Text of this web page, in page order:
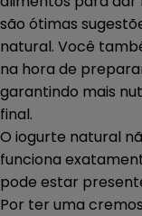
são ótimas
natural. Você
na hora de
garantindo mais
final.
O iogurte natural
funciona
pode estar
Por ter uma